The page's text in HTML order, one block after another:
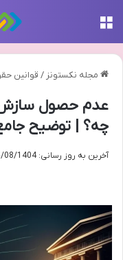
مجله نکستونز / قوانین
عدم حصول سازش
چه؟ | توضیح
آخرین به روز رسانی: 05/08/1404